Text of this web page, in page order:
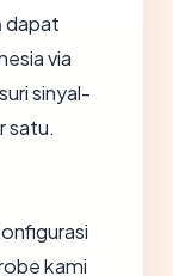
dapat
via
sinyal-
satu.
kami